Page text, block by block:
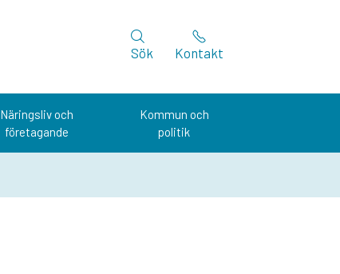
Sök
Kontakt
Näringsliv och
företagande
Kommun och
politik